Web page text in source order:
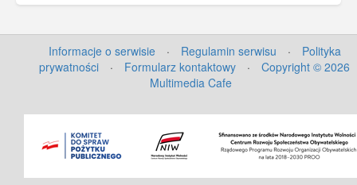
Informacje o serwisie · Regulamin serwisu ·
Polityka
prywatności
· Formularz kontaktowy ·
Copyright © 2026
Multimedia Cafe